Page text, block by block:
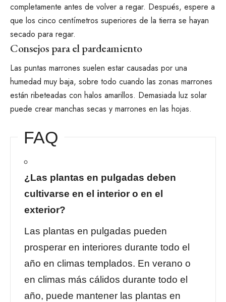
completamente antes de volver a regar. Después, espere a
que los cinco centímetros superiores de la tierra se hayan
secado para regar.
Consejos para el pardeamiento
Las puntas marrones suelen estar causadas por una
humedad muy baja, sobre todo cuando las zonas marrones
están ribeteadas con halos amarillos. Demasiada luz solar
puede crear manchas secas y marrones en las hojas.
FAQ
¿Las plantas en pulgadas deben
cultivarse en el interior o en el
exterior?
Las plantas en pulgadas pueden
prosperar en interiores durante todo el
año en climas templados. En verano o
en climas más cálidos durante todo el
año, puede mantener las plantas en